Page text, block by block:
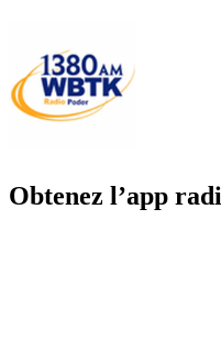
Obtenez l’app